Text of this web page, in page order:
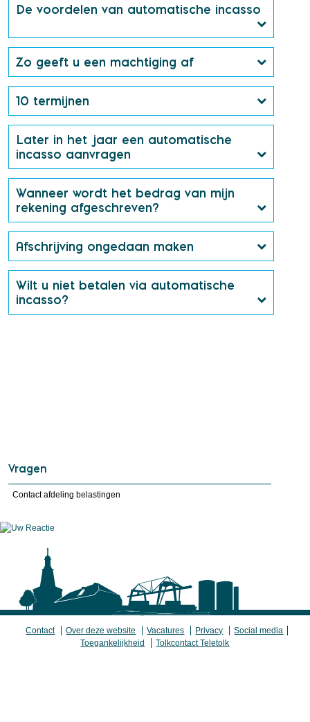
De voordelen van automatische incasso
Zo geeft u een machtiging af
10 termijnen
Later in het jaar een automatische
incasso aanvragen
Wanneer wordt het bedrag van mijn
rekening afgeschreven?
Afschrijving ongedaan maken
Wilt u niet betalen via automatische
incasso?
Vragen
Contact afdeling belastingen
Contact Over deze website Vacatures Privacy
Social media
Toegankelijkheid
Tolkcontact Teletolk